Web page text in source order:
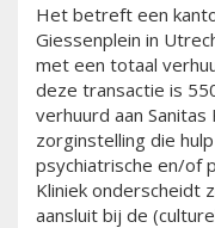
Het betreft een
Giessenplein in
met een totaal
deze transactie is
verhuurd aan
zorginstelling die
psychiatrische en/of
Kliniek onderscheidt
aansluit bij de